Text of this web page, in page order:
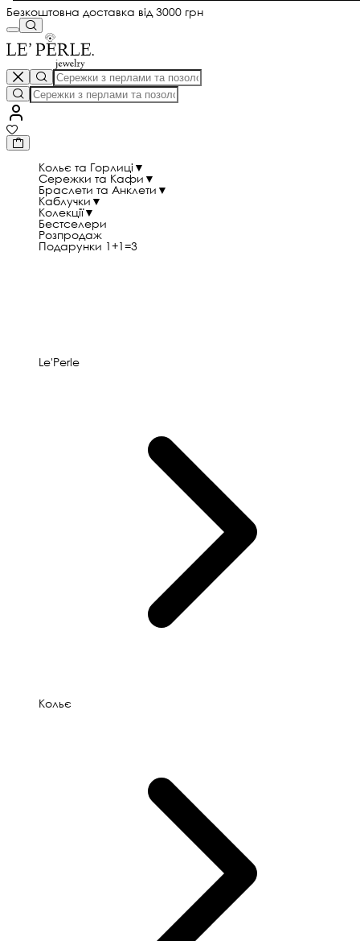
Безкоштовна доставка від 3000 грн
Кольє та Горлиці ▼
Сережки та Кафи ▼
Браслети та Анклети ▼
Каблучки ▼
Колекції▼
Бестселери
Розпродаж
Подарунки 1+1=3
Le'Perle
Кольє